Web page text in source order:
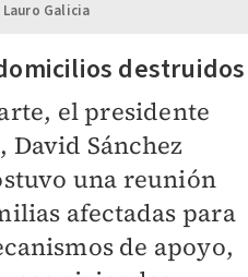
Galicia
destruidos
el presidente
Sánchez
una reunión
afectadas para
de apoyo,